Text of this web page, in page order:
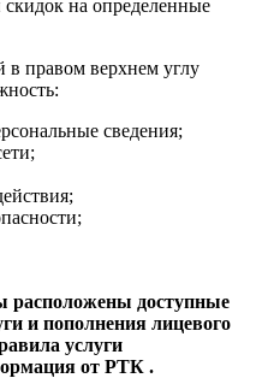
на определенные
в правом верхнем углу
сведения;
расположены доступные
и пополнения лицевого
услуги
от РТК .